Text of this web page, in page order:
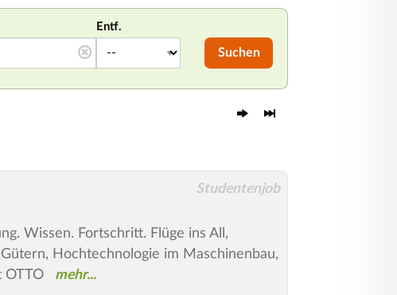
Entf.
Suchen
Studentenjob
Wissen. Fortschritt. Flüge ins All,
Hochtechnologie im Maschinenbau,
OTTO